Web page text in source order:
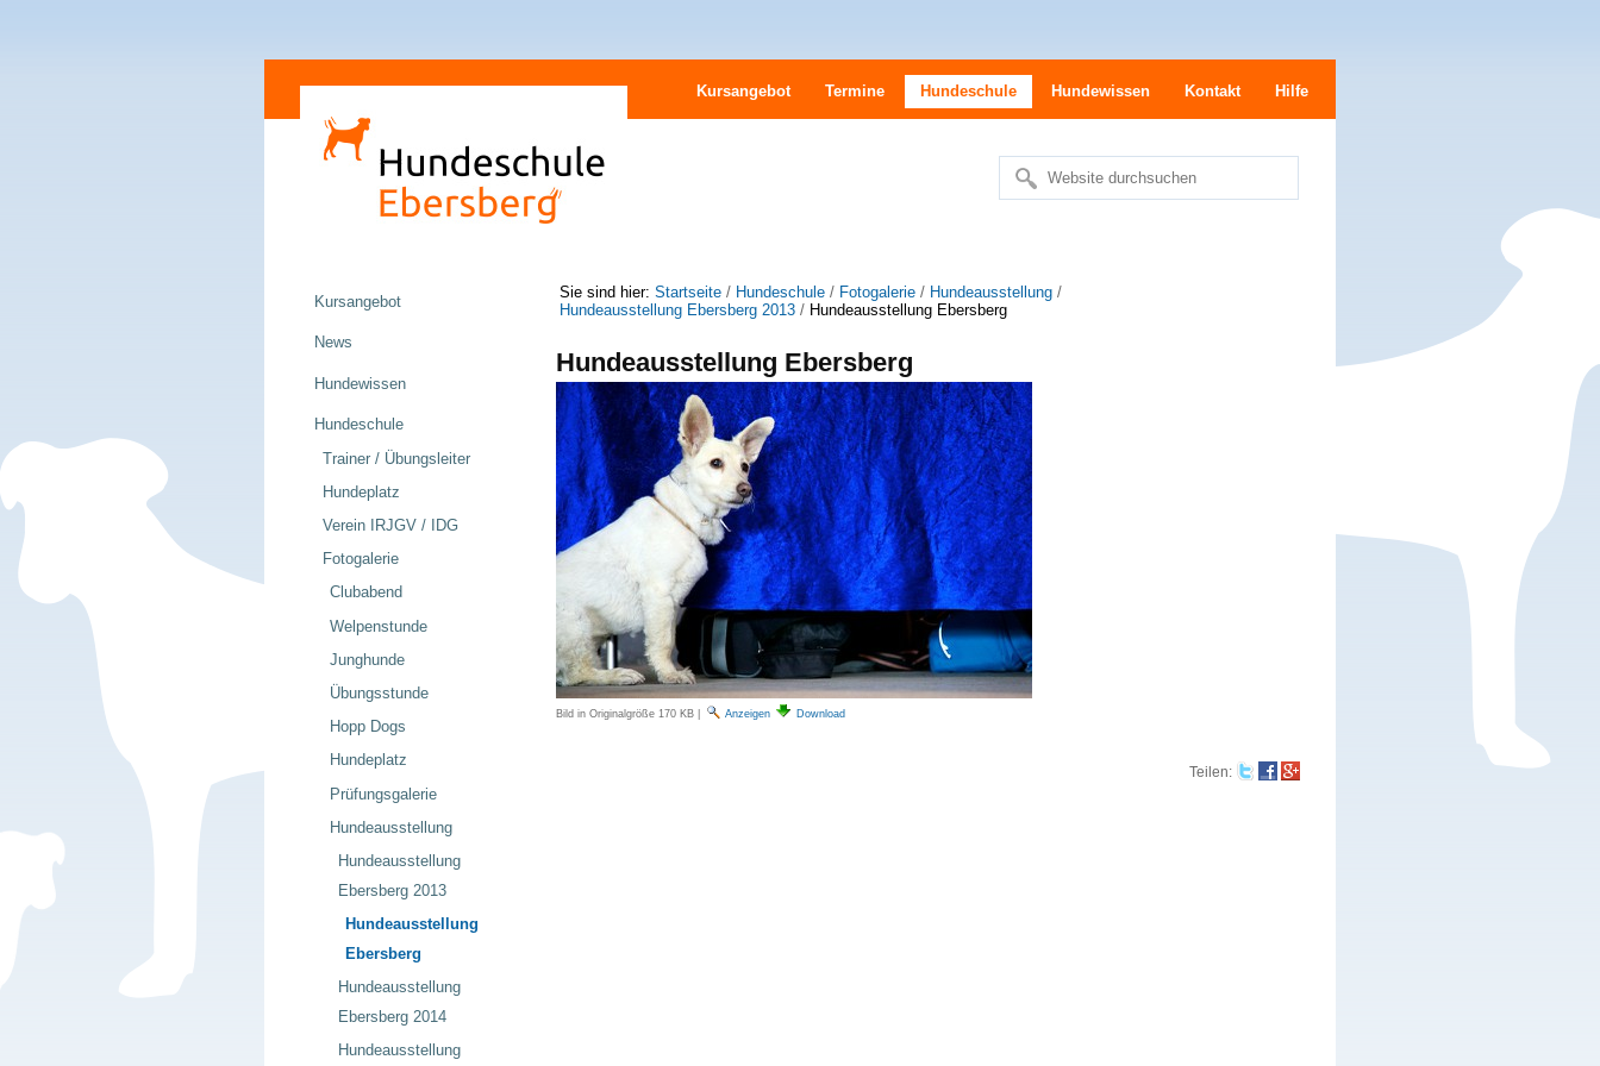
zum
Inhalt
Direkt
Navigation
Kursangebot Termine Hundeschule Hundewissen Kontakt Hilfe
Website durchsuchen
Erweiterte
Sie sind hier: Startseite / Hundeschule / Fotogalerie / Hundeausstellung /
Hundeausstellung Ebersberg 2013 / Hundeausstellung Ebersberg
Hundeausstellung Ebersberg
Bild in Originalgröße 170 KB| Anzeigen Download
Teilen:
Kursangebot
News
Hundewissen
Hundeschule
Trainer / Übungsleiter
Hundeplatz
Verein IRJGV / IDG
Fotogalerie
Clubabend
Welpenstunde
Junghunde
Übungsstunde
Hopp Dogs
Hundeplatz
Prüfungsgalerie
Hundeausstellung
Hundeausstellung
Ebersberg 2013
Hundeausstellung
Ebersberg
Hundeausstellung
Ebersberg 2014
Hundeausstellung